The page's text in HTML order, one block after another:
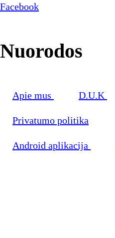
Facebook
Nuorodos
Apie mus D.U.K
Privatumo politika
Android aplikacija